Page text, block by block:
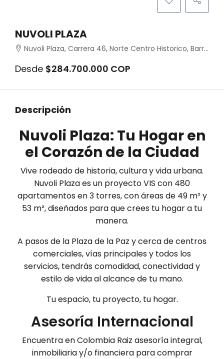
NUVOLI PLAZA
Nuvoli Plaza, Carrera 46, Norte Centro Historico, Barranquilla, Atlántico, Colombia
Desde $284.700.000 COP
Descripción
Nuvoli Plaza: Tu Hogar en
el Corazón de la Ciudad
Vive rodeado de historia, cultura y vida urbana.
Nuvoli Plaza es un proyecto VIS con 480
apartamentos en 3 torres, con áreas de 49 m² y
53 m², diseñados para que crees tu hogar a tu
manera.
A pasos de la Plaza de la Paz y cerca de centros
comerciales, vías principales y todos los
servicios, tendrás comodidad, conectividad y
estilo de vida al alcance de tu mano.
Tu espacio, tu proyecto, tu hogar.
Asesoría Internacional
Encuentra en Colombia Raiz asesoría integral,
inmobiliaria y/o financiera para comprar